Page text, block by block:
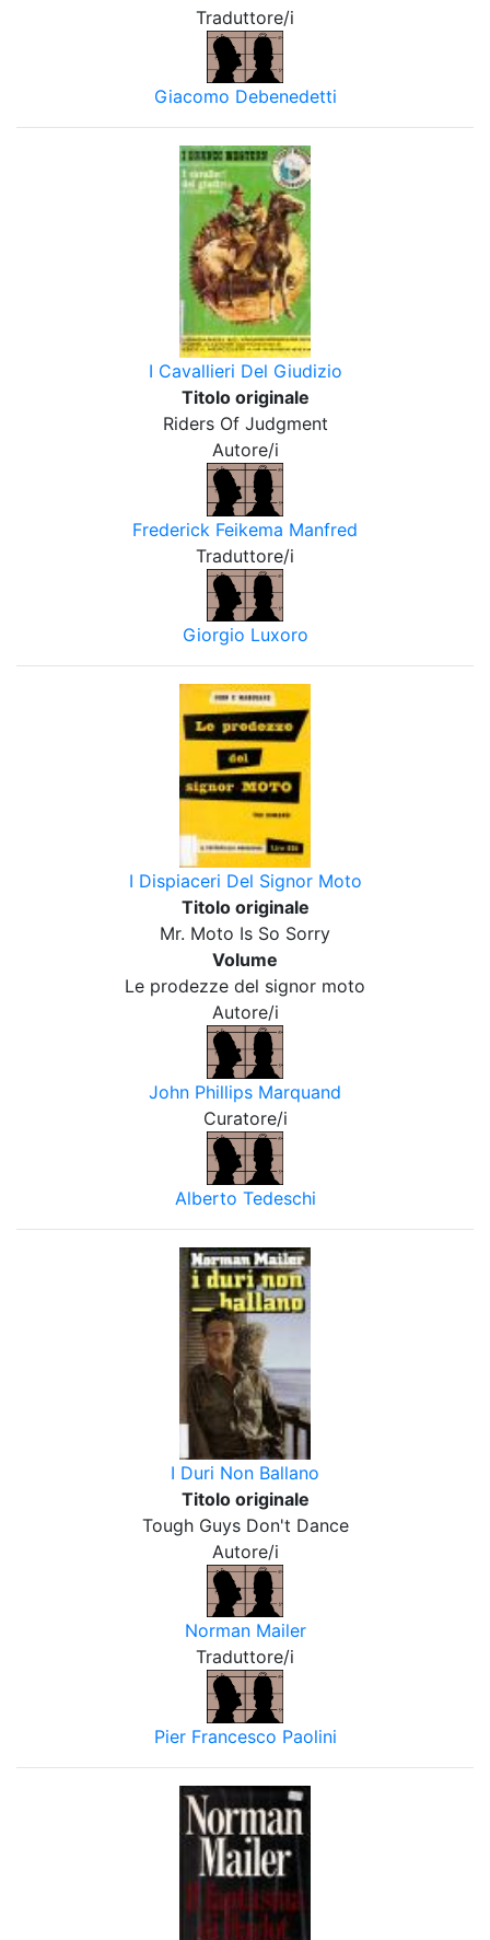
Traduttore/i
Giacomo Debenedetti
I Cavallieri Del Giudizio
Titolo originale
Riders Of Judgment
Autore/i
Frederick Feikema Manfred
Traduttore/i
Giorgio Luxoro
I Dispiaceri Del Signor Moto
Titolo originale
Mr. Moto Is So Sorry
Volume
Le prodezze del signor moto
Autore/i
John Phillips Marquand
Curatore/i
Alberto Tedeschi
I Duri Non Ballano
Titolo originale
Tough Guys Don't Dance
Autore/i
Norman Mailer
Traduttore/i
Pier Francesco Paolini